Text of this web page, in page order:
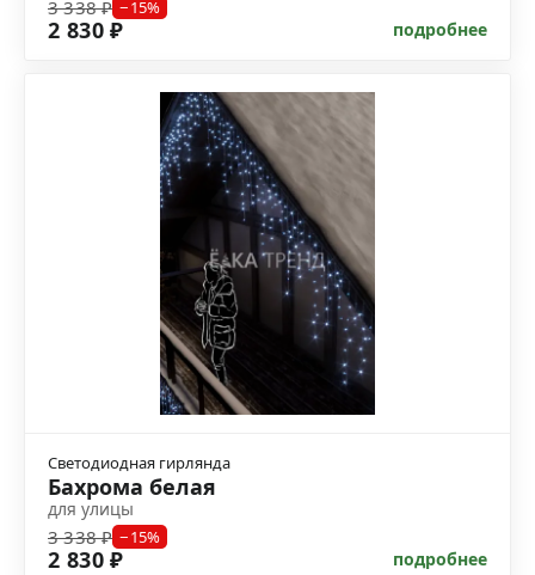
3 338 ₽ −15%
2 830 ₽ подробнее
Светодиодная гирлянда
Бахрома белая
для улицы
3 338 ₽ −15%
2 830 ₽ подробнее